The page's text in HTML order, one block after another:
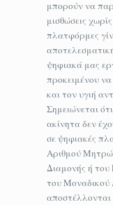
μπορούν να
μισθώσεις
πλατφόρμες
ψηφιακά μας
προκειμένου
και τον υγιή
Σημειώνεται
ακίνητα δεν
σε ψηφιακές
Αριθμού
Διαμονής ή του
του Μοναδικού
αποστέλλονται